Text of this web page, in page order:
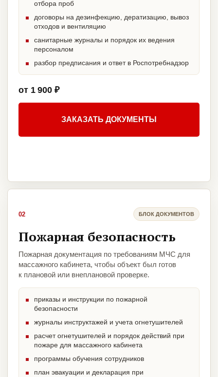
отбора проб
договоры на дезинфекцию, дератизацию, вывоз
отходов и вентиляцию
санитарные журналы и порядок их ведения
персоналом
разбор предписания и ответ в Роспотребнадзор
от 1 900 ₽
ЗАКАЗАТЬ ДОКУМЕНТЫ
02 БЛОК ДОКУМЕНТОВ
Пожарная безопасность
Пожарная документация по требованиям МЧС для
массажного кабинета, чтобы объект был готов
к плановой или внеплановой проверке.
приказы и инструкции по пожарной
безопасности
журналы инструктажей и учета огнетушителей
расчет огнетушителей и порядок действий при
пожаре для массажного кабинета
программы обучения сотрудников
план эвакуации и декларация при